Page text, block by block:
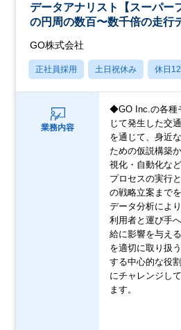
データアナリスト【スーパー
の円周の数百〜数千倍の走行
GO株式会社
正社員採用 土日祝休み 休日
業務内容
◆GO Inc.の各種
じて発生した交
を通じて、身近
ための仮説構築
視化・自動化な
プロセスの実行
の戦略立案まで
データ分析によ
利用者と運び手
給に影響を与え
を適切に取り扱
する中心的な役
にチャレンジし
ます。